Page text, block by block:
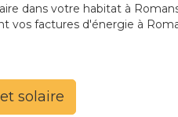
dans votre habitat à
factures d'énergie à
solaire